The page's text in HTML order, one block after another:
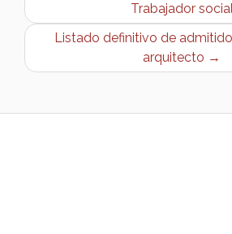
Trabajador
Listado definitivo de
arquitecto →